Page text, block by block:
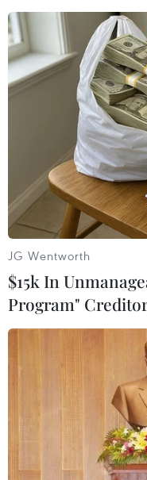
Dắt chó đi dạo không
đúng quy định, bị
JG Wentworth
$15k In
Program"